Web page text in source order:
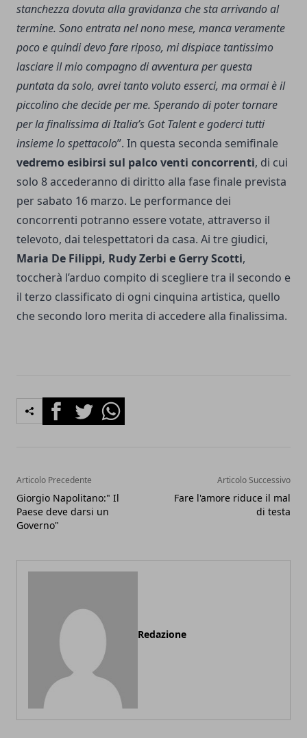
stanchezza dovuta alla gravidanza che sta arrivando al
termine. Sono entrata nel nono mese, manca veramente
poco e quindi devo fare riposo, mi dispiace tantissimo
lasciare il mio compagno di avventura per questa
puntata da solo, avrei tanto voluto esserci, ma ormai è il
piccolino che decide per me. Sperando di poter tornare
per la finalissima di Italia’s Got Talent e goderci tutti
insieme lo spettacolo”. In questa seconda semifinale
vedremo esibirsi sul palco venti concorrenti, di cui
solo 8 accederanno di diritto alla fase finale prevista
per sabato 16 marzo. Le performance dei
concorrenti potranno essere votate, attraverso il
televoto, dai telespettatori da casa. Ai tre giudici,
Maria De Filippi, Rudy Zerbi e Gerry Scotti,
toccherà l’arduo compito di scegliere tra il secondo e
il terzo classificato di ogni cinquina artistica, quello
che secondo loro merita di accedere alla finalissima.
FacebookTwitterWhatsapp
Articolo Precedente
Giorgio Napolitano:" Il
Paese deve darsi un
Governo"
Articolo Successivo
Fare l'amore riduce il mal
di testa
Redazione